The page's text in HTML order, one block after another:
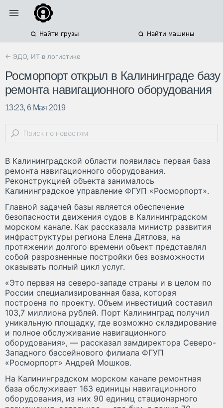
Найти грузы Найти машины
← ЭДО, ИТ в логистике
Росморпорт открыл в Калининграде базу
ремонта навигационного оборудования
13:23, 6 Мая 2019
В Калининградской области появилась первая база
ремонта навигационного оборудования.
Реконструкцией объекта занималось
Калининградское управление ФГУП «Росморпорт».
Главной задачей базы является обеспечение
безопасности движения судов в Калининградском
морском канале. Как рассказала министр развития
инфраструктуры региона Елена Дятлова, на
протяжении долгого времени объект представлял
собой разрозненные постройки без возможности
оказывать полный цикл услуг.
«Это первая на северо-западе страны и в целом по
России специализированная база, которая
построена по проекту. Объем инвестиций составил
103,7 миллиона рублей. Порт Калининград получил
уникальную площадку, где возможно складирование
и полное обслуживание навигационного
оборудования», — рассказал замдиректора Северо-
Западного бассейнового филиала ФГУП
«Росморпорт» Андрей Мошков.
На Калининградском морском канале ремонтная
база обслуживает 163 единицы навигационного
оборудования, из них 90 единиц стационарного